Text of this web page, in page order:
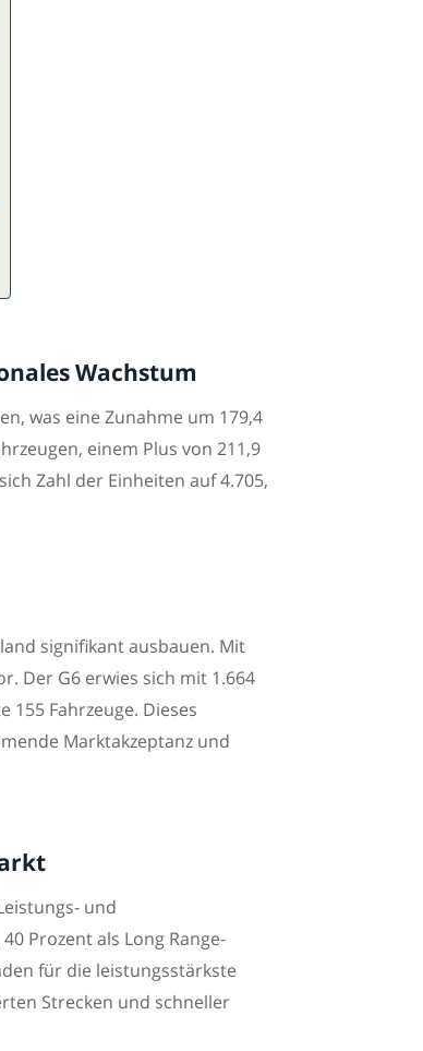
Wachstum
was eine Zunahme um 179,4
einem Plus von 211,9
Zahl der Einheiten auf 4.705,
signifikant ausbauen. Mit
Der G6 erwies sich mit 1.664
155 Fahrzeuge. Dieses
Marktakzeptanz und
und
Prozent als Long Range-
für die leistungsstärkste
Strecken und schneller